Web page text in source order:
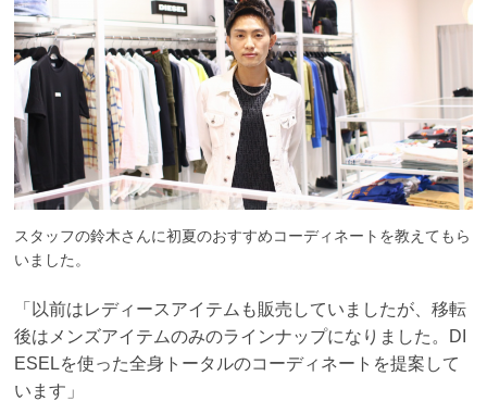
スタッフの鈴木さんに初夏のおすすめコーディネートを教えてもら
いました。
「以前はレディースアイテムも販売していましたが、移転
後はメンズアイテムのみのラインナップになりました。DI
ESELを使った全身トータルのコーディネートを提案して
います 」